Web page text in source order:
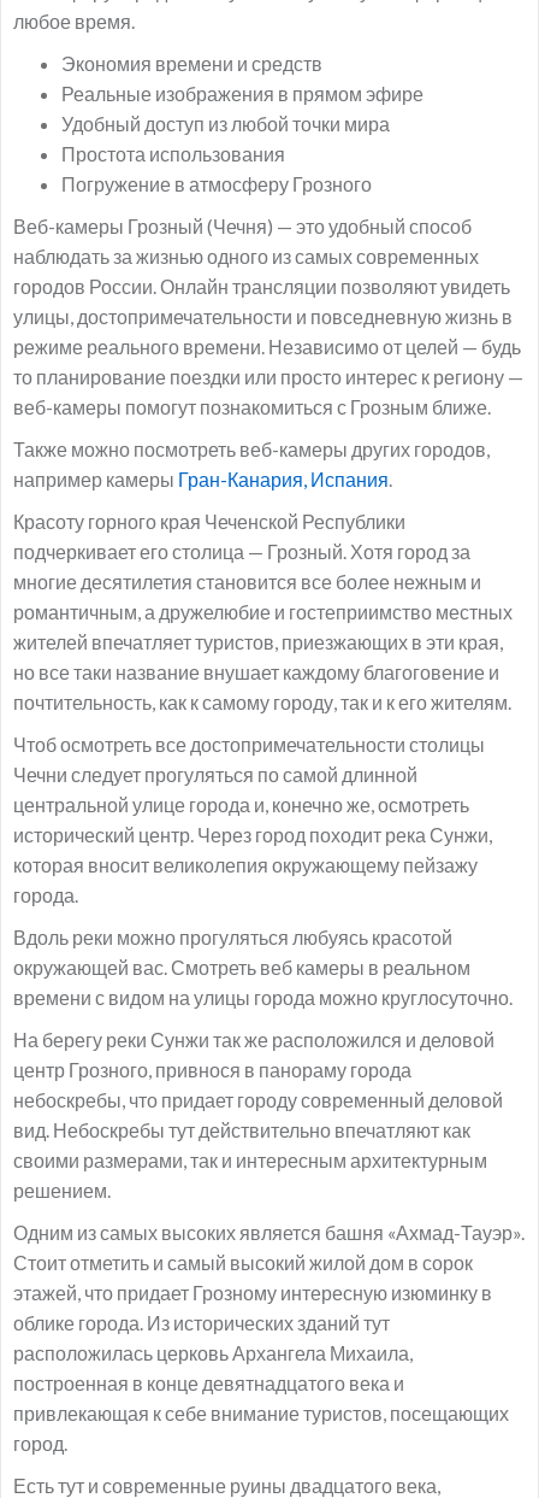
любое время.
Экономия времени и средств
Реальные изображения в прямом эфире
Удобный доступ из любой точки мира
Простота использования
Погружение в атмосферу Грозного
Веб-камеры Грозный (Чечня) — это удобный способ
наблюдать за жизнью одного из самых современных
городов России. Онлайн трансляции позволяют увидеть
улицы, достопримечательности и повседневную жизнь в
режиме реального времени. Независимо от целей — будь
то планирование поездки или просто интерес к региону —
веб-камеры помогут познакомиться с Грозным ближе.
Также можно посмотреть веб-камеры других городов,
например камеры Гран-Канария, Испания.
Красоту горного края Чеченской Республики
подчеркивает его столица — Грозный. Хотя город за
многие десятилетия становится все более нежным и
романтичным, а дружелюбие и гостеприимство местных
жителей впечатляет туристов, приезжающих в эти края,
но все таки название внушает каждому благоговение и
почтительность, как к самому городу, так и к его жителям.
Чтоб осмотреть все достопримечательности столицы
Чечни следует прогуляться по самой длинной
центральной улице города и, конечно же, осмотреть
исторический центр. Через город походит река Сунжи,
которая вносит великолепия окружающему пейзажу
города.
Вдоль реки можно прогуляться любуясь красотой
окружающей вас. Смотреть веб камеры в реальном
времени с видом на улицы города можно круглосуточно.
На берегу реки Сунжи так же расположился и деловой
центр Грозного, привнося в панораму города
небоскребы, что придает городу современный деловой
вид. Небоскребы тут действительно впечатляют как
своими размерами, так и интересным архитектурным
решением.
Одним из самых высоких является башня «Ахмад-Тауэр».
Стоит отметить и самый высокий жилой дом в сорок
этажей, что придает Грозному интересную изюминку в
облике города. Из исторических зданий тут
расположилась церковь Архангела Михаила,
построенная в конце девятнадцатого века и
привлекающая к себе внимание туристов, посещающих
город.
Есть тут и современные руины двадцатого века,